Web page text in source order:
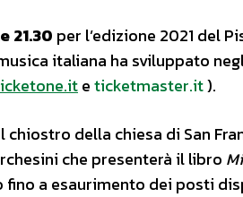
21.30 per l’edizione 2021 del
italiana ha sviluppato
eticketmaster.it).
chiostro della chiesa di San
che presenterà il libro
fino a esaurimento dei posti